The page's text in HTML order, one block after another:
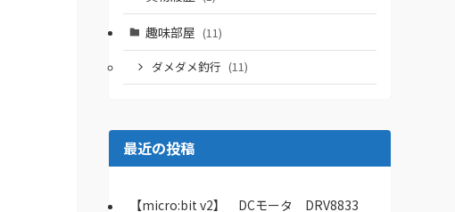
趣味部屋 (11)
ダメダメ釣行 (11)
最近の投稿
【micro:bit v2】 DCモータ DRV8833